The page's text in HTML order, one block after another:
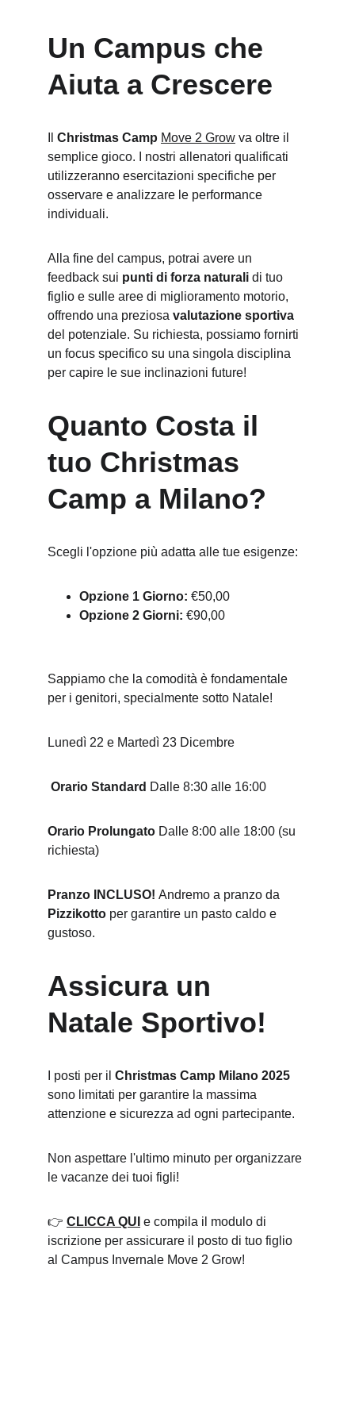
Un Campus che
Aiuta a Crescere
Christmas Camp Move 2 Grow va oltre il
semplice gioco. I nostri allenatori qualificati
utilizzeranno esercitazioni specifiche per
osservare e analizzare le performance
individuali.
Alla fine del campus, potrai avere un
feedback sui punti di forza naturali di tuo
figlio e sulle aree di miglioramento motorio,
offrendo una preziosa valutazione sportiva
del potenziale. Su richiesta, possiamo fornirti
un focus specifico su una singola disciplina
per capire le sue inclinazioni future!
Quanto Costa il
tuo Christmas
Camp a Milano?
Scegli l'opzione più adatta alle tue esigenze:
Opzione 1 Giorno: €50,00
Opzione 2 Giorni: €90,00
Sappiamo che la comodità è fondamentale
per i genitori, specialmente sotto Natale!
Lunedì 22 e Martedì 23 Dicembre
Orario Standard Dalle 8:30 alle 16:00
Orario Prolungato Dalle 8:00 alle 18:00 (su
richiesta)
Pranzo INCLUSO! Andremo a pranzo da
Pizzikotto per garantire un pasto caldo e
gustoso.
Assicura un
Natale Sportivo!
I posti per il Christmas Camp Milano 2025
sono limitati per garantire la massima
attenzione e sicurezza ad ogni partecipante.
Non aspettare l'ultimo minuto per organizzare
le vacanze dei tuoi figli!
👉 CLICCA QUI e compila il modulo di
iscrizione per assicurare il posto di tuo figlio
al Campus Invernale Move 2 Grow!